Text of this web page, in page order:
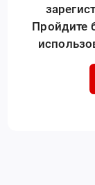
Пройдите